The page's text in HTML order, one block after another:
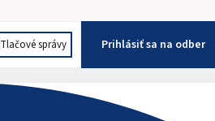
Tlačové správy
Prihlásiť sa na odber